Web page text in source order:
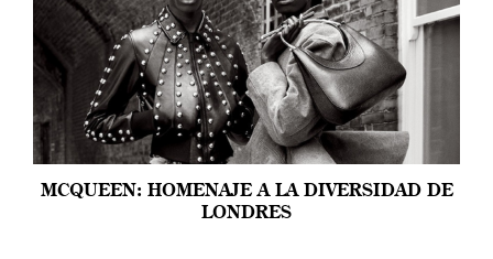
MCQUEEN: HOMENAJE A LA DIVERSIDAD DE
LONDRES